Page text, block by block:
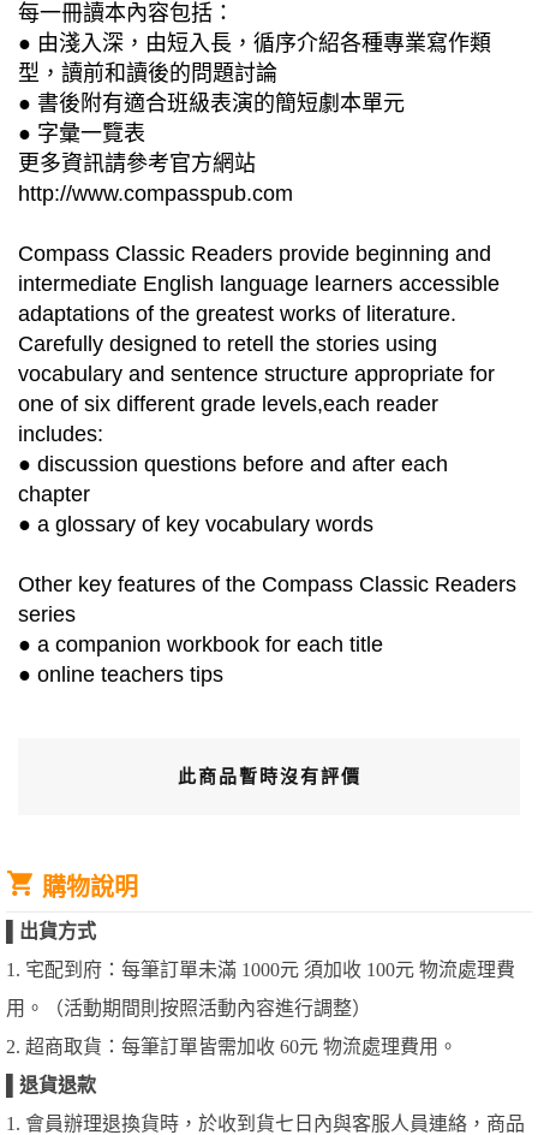
每一冊讀本內容包括：
● 由淺入深，由短入長，循序介紹各種專業寫作類
型，讀前和讀後的問題討論
● 書後附有適合班級表演的簡短劇本單元
● 字彙一覽表
更多資訊請參考官方網站
http://www.compasspub.com
Compass Classic Readers provide beginning and
intermediate English language learners accessible
adaptations of the greatest works of literature.
Carefully designed to retell the stories using
vocabulary and sentence structure appropriate for
one of six different grade levels,each reader
includes:
● discussion questions before and after each
chapter
● a glossary of key vocabulary words
Other key features of the Compass Classic Readers
series
● a companion workbook for each title
● online teachers tips
此商品暫時沒有評價
購物說明
出貨方式
1. 宅配到府：每筆訂單未滿 1000元 須加收 100元 物流處理費
用。（活動期間則按照活動內容進行調整）
2. 超商取貨：每筆訂單皆需加收 60元 物流處理費用。
退貨退款
1. 會員辦理退換貨時，於收到貨七日內與客服人員連絡，商品